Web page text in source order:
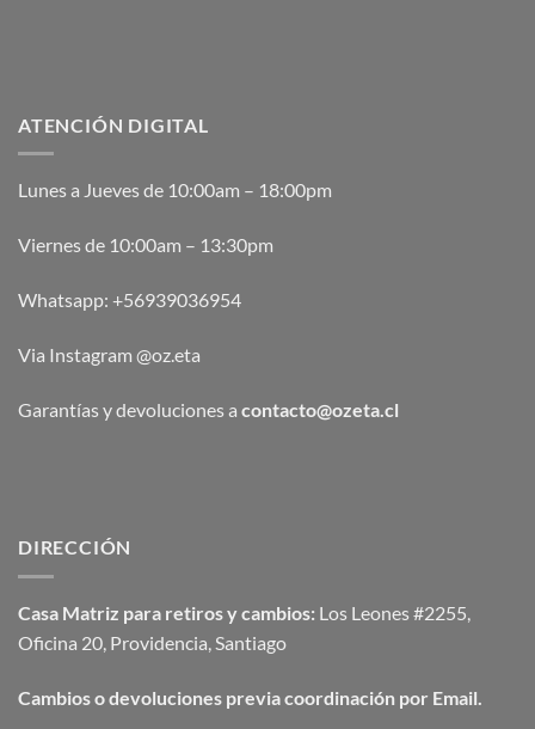
ATENCIÓN DIGITAL
Lunes a Jueves de 10:00am – 18:00pm
Viernes de 10:00am – 13:30pm
Whatsapp: +56939036954
Via Instagram @oz.eta
Garantías y devoluciones a contacto@ozeta.cl
DIRECCIÓN
Casa Matriz para retiros y cambios: Los Leones #2255,
Oficina 20, Providencia, Santiago
Cambios o devoluciones previa coordinación por Email.